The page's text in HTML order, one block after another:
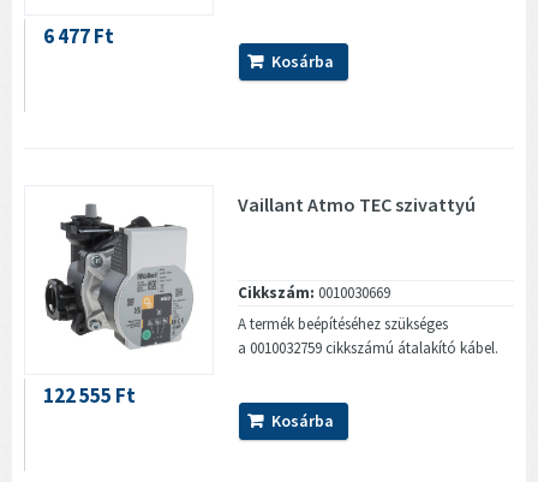
6 477 Ft
Kosárba
Vaillant Atmo TEC szivattyú
Cikkszám: 0010030669
A termék beépítéséhez szükséges
a 0010032759 cikkszámú átalakító kábel.
122 555 Ft
Kosárba